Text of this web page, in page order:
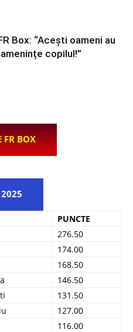
Box: “Acești oameni au
copilul!”
FR BOX
2025
PUNCTE
276.50
174.00
168.50
146.50
131.50
127.00
116.00